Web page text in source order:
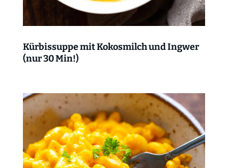
Kürbissuppe mit Kokosmilch und Ingwer
(nur 30 Min!)